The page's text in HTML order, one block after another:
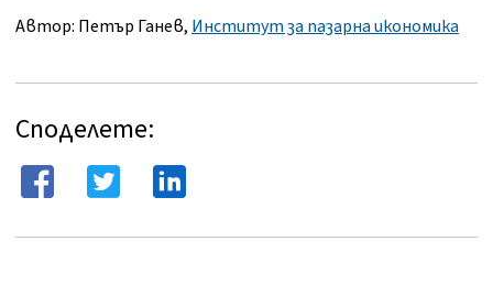
Автор: Петър Ганев, Институт за пазарна икономика
Споделете: